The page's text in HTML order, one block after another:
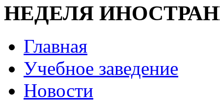
НЕДЕЛЯ
Главная
Учебное заведение
Новости